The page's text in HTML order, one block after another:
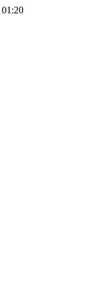
01:20